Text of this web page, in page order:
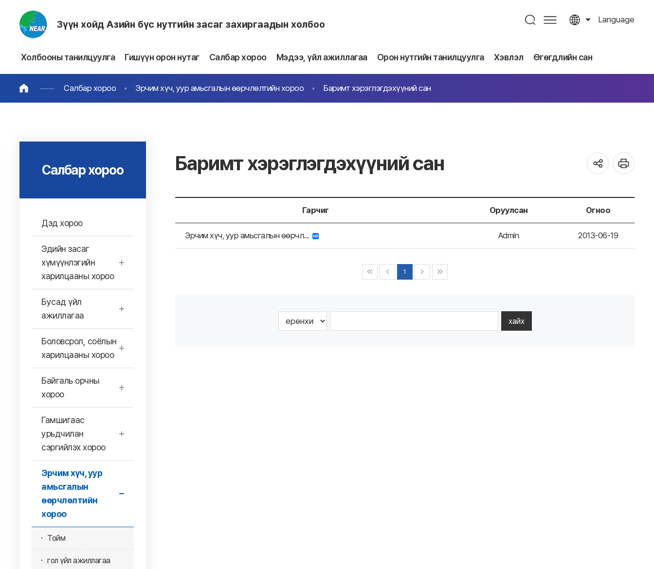
Зүүн хойд Азийн бүс нутгийн засаг захиргаадын холбоо Language
Холбооны танилцуулга Гишүүн орон нутаг Салбар хороо Мэдээ, үйл ажиллагаа Орон нутгийн танилцуулга Хэвлэл Өгөгдлийн сан
Салбар хороо Эрчим хүч, уур амьсгалын өөрчлөлтийн хороо Баримт хэрэглэгдэхүүний сан
Салбар хороо
Дэд хороо
Эдийн засаг
хүмүүнлэгийн
харилцааны хороо
Бусад үйл
ажиллагаа
Боловсрол, соёлын
харилцааны хороо
Байгаль орчны
хороо
Гамшигаас
урьдчилан
сэргийлэх хороо
Эрчим хүч, уур
амьсгалын
өөрчлөлтийн
хороо
Тойм
гол үйл ажиллагаа
Баримт хэрэглэгдэхүүний сан
Гарчиг Оруулсан Огноо
Эрчим хүч, уур амьсгалын өөрчл... Admin 2013-06-19
1
хайх